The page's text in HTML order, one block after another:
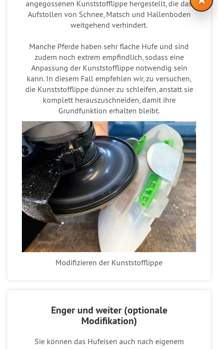
angegossenen Kunststofflippe hergestellt, die das
Aufstollen von Schnee, Matsch und Hallenboden
weitgehend verhindert.
Manche Pferde haben sehr flache Hufe und sind
zudem noch extrem empfindlich, sodass eine
Anpassung der Kunststofflippe notwendig sein
kann. In diesem Fall empfehlen wir, zu versuchen,
die Kunststofflippe dünner zu schleifen, anstatt sie
komplett herauszuschneiden, damit ihre
Grundfunktion erhalten bleibt.
Modifizieren der Kunststofflippe
Enger und weiter (optionale
Modifikation)
Sie können das Hufeisen auch nach eigenem